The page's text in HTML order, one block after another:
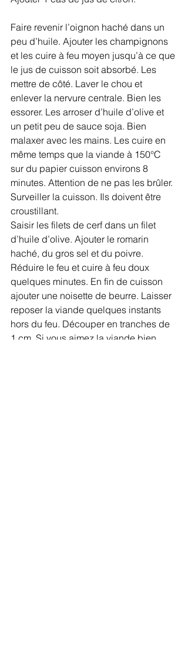
Faire revenir l’oignon haché dans un
peu d’huile. Ajouter les champignons
et les cuire à feu moyen jusqu’à ce que
le jus de cuisson soit absorbé. Les
mettre de côté. Laver le chou et
enlever la nervure centrale. Bien les
essorer. Les arroser d’huile d’olive et
un petit peu de sauce soja. Bien
malaxer avec les mains. Les cuire en
même temps que la viande à 150°C
sur du papier cuisson environs 8
minutes. Attention de ne pas les brûler.
Surveiller la cuisson. Ils doivent être
croustillant.
Saisir les filets de cerf dans un filet
d’huile d’olive. Ajouter le romarin
haché, du gros sel et du poivre.
Réduire le feu et cuire à feu doux
quelques minutes. En fin de cuisson
ajouter une noisette de beurre. Laisser
reposer la viande quelques instants
hors du feu. Découper en tranches de
1 cm. Si vous aimez la viande bien